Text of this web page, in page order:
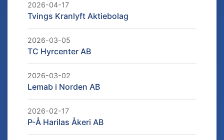
2026-04-17
Tvings Kranlyft Aktiebolag
2026-03-05
TC Hyrcenter AB
2026-03-02
Lemab i Norden AB
2026-02-17
P-Å Harilas Åkeri AB